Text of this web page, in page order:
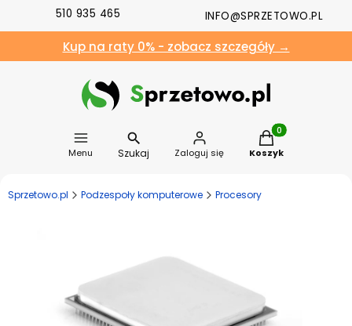
510 935 465 INFO@SPRZETOWO.PL
Kup na raty 0% - zobacz szczegóły →
Menu Szukaj Zaloguj się
Produkty w
Koszyk
Sprzetowo.pl Podzespoły komputerowe Procesory